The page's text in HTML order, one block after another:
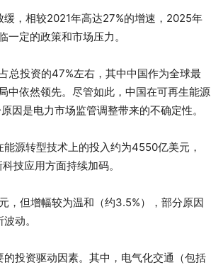
，相较2021年高达27%的增速，2025年
定的政策和市场压力。
总投资的47%左右，其中中国作为全球最
中依然领先。尽管如此，中国在可再生能源
因是电力市场监管调整带来的不确定性。
源转型技术上的投入约为4550亿美元，
技应用方面持续加码。
，但增幅较为温和（约3.5%），部分原因
动。
投资驱动因素。其中，电气化交通（包括